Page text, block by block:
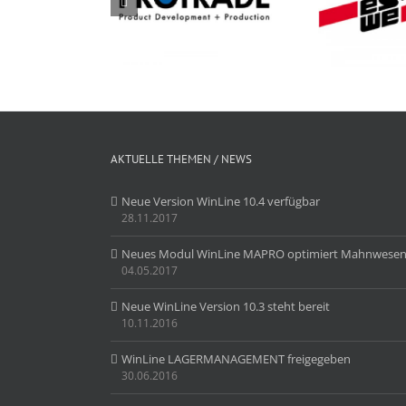
eswe versandpack
AKTUELLE THEMEN / NEWS
Neue Version WinLine 10.4 verfügbar
28.11.2017
Neues Modul WinLine MAPRO optimiert Mahnwesen
04.05.2017
Neue WinLine Version 10.3 steht bereit
10.11.2016
WinLine LAGERMANAGEMENT freigegeben
30.06.2016